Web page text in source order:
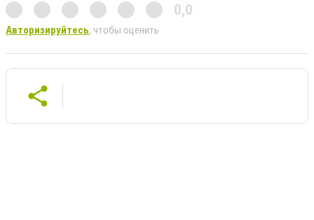
0,0
Авторизируйтесь, чтобы оценить